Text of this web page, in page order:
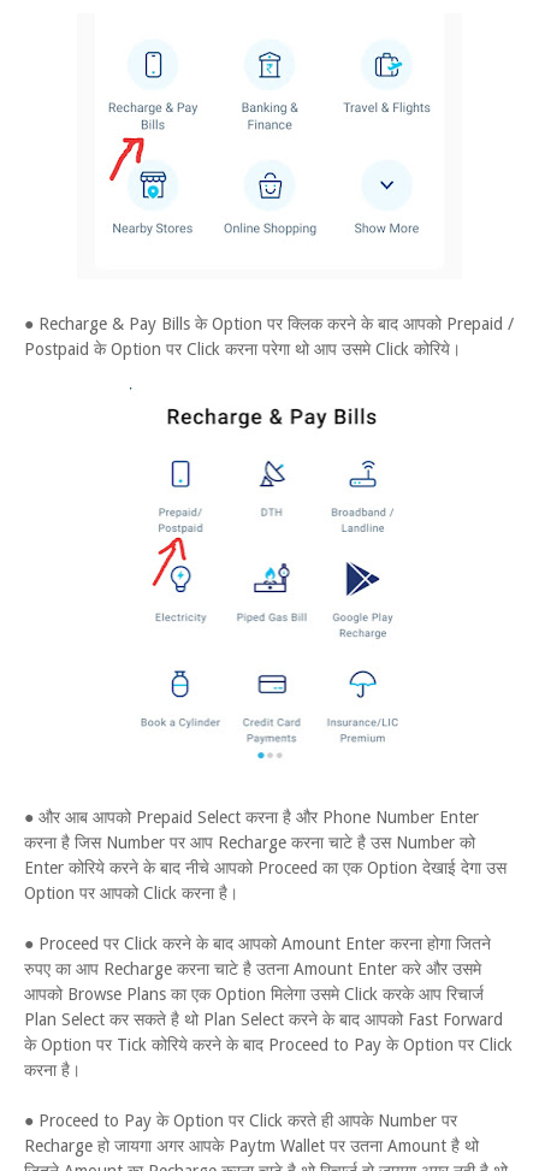
● Recharge & Pay Bills के Option पर क्लिक करने के बाद आपको Prepaid /
Postpaid के Option पर Click करना परेगा थो आप उसमे Click कोरिये।
● और आब आपको Prepaid Select करना है और Phone Number Enter
करना है जिस Number पर आप Recharge करना चाटे है उस Number को
Enter कोरिये करने के बाद नीचे आपको Proceed का एक Option देखाई देगा उस
Option पर आपको Click करना है।
● Proceed पर Click करने के बाद आपको Amount Enter करना होगा जितने
रुपए का आप Recharge करना चाटे है उतना Amount Enter करे और उसमे
आपको Browse Plans का एक Option मिलेगा उसमे Click करके आप रिचार्ज
Plan Select कर सकते है थो Plan Select करने के बाद आपको Fast Forward
के Option पर Tick कोरिये करने के बाद Proceed to Pay के Option पर Click
करना है।
● Proceed to Pay के Option पर Click करते ही आपके Number पर
Recharge हो जायगा अगर आपके Paytm Wallet पर उतना Amount है थो